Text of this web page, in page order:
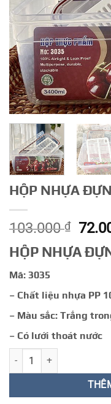
HỘP NHỰA
103.000₫
Giá
là:
HỘP NHỰA
Mã: 3035
– Chất liệu nhựa PP
– Màu sắc: Trắng
– Có lưới thoát nước
HỘP NHỰA ĐỰNG THỰC